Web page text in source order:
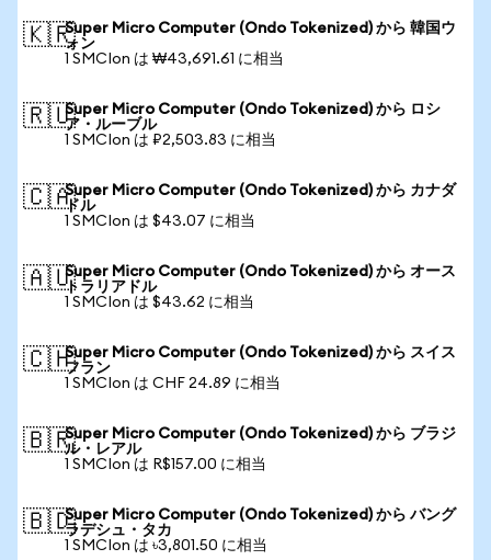
🇰🇷Super Micro Computer (Ondo Tokenized) から 韓国ウ
ォン
1 SMCIon は ₩43,691.61 に相当
🇷🇺Super Micro Computer (Ondo Tokenized) から ロシ
ア・ルーブル
1 SMCIon は ₽2,503.83 に相当
🇨🇦Super Micro Computer (Ondo Tokenized) から カナダ
ドル
1 SMCIon は $43.07 に相当
🇦🇺Super Micro Computer (Ondo Tokenized) から オース
トラリアドル
1 SMCIon は $43.62 に相当
🇨🇭Super Micro Computer (Ondo Tokenized) から スイス
フラン
1 SMCIon は CHF 24.89 に相当
🇧🇷Super Micro Computer (Ondo Tokenized) から ブラジ
ル・レアル
1 SMCIon は R$157.00 に相当
🇧🇩Super Micro Computer (Ondo Tokenized) から バング
ラデシュ・タカ
1 SMCIon は ৳3,801.50 に相当